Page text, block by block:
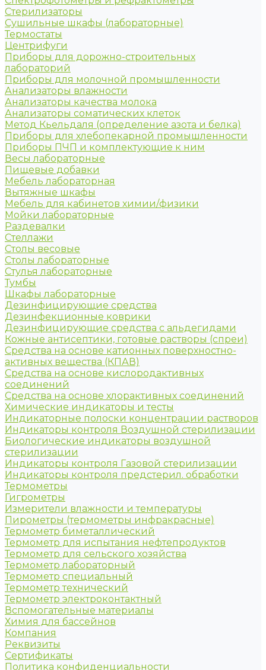
Стерилизаторы
Сушильные шкафы (лабораторные)
Термостаты
Центрифуги
Приборы для дорожно-строительных
лабораторий
Приборы для молочной промышленности
Анализаторы влажности
Анализаторы качества молока
Анализаторы соматических клеток
Метод Кьельдаля (определение азота и белка)
Приборы для хлебопекарной промышленности
Приборы ПЧП и комплектующие к ним
Весы лабораторные
Пищевые добавки
Мебель лабораторная
Вытяжные шкафы
Мебель для кабинетов химии/физики
Мойки лабораторные
Раздевалки
Стеллажи
Столы весовые
Столы лабораторные
Стулья лабораторные
Тумбы
Шкафы лабораторные
Дезинфицирующие средства
Дезинфекционные коврики
Дезинфицирующие средства с альдегидами
Кожные антисептики, готовые растворы (спреи)
Средства на основе катионных поверхностно-
активных вещества (КПАВ)
Средства на основе кислородактивных
соединений
Средства на основе хлорактивных соединений
Химические индикаторы и тесты
Индикаторные полоски концентрации растворов
Индикаторы контроля Воздушной стерилизации
Биологические индикаторы воздушной
стерилизации
Индикаторы контроля Газовой стерилизации
Индикаторы контроля предстерил. обработки
Термометры
Гигрометры
Измерители влажности и температуры
Пирометры (термометры инфракрасные)
Термометр биметаллический
Термометр для испытания нефтепродуктов
Термометр для сельского хозяйства
Термометр лабораторный
Термометр специальный
Термометр технический
Термометр электроконтактный
Вспомогательные материалы
Химия для бассейнов
Компания
Реквизиты
Сертификаты
Политика конфиденциальности